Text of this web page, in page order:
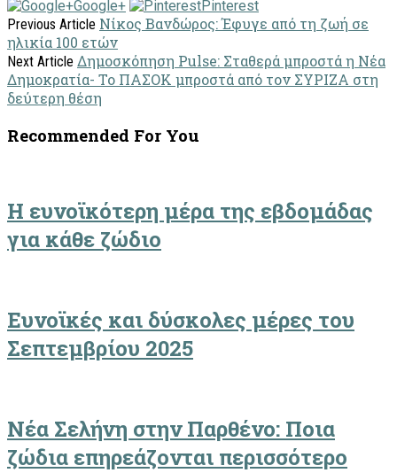
Google+
Pinterest
Previous Article Νίκος Βανδώρος: Έφυγε από τη ζωή σε
ηλικία 100 ετών
Next Article Δημοσκόπηση Pulse: Σταθερά μπροστά η Νέα
Δημοκρατία- Το ΠΑΣΟΚ μπροστά από τον ΣΥΡΙΖΑ στη
δεύτερη θέση
Recommended For You
​Η ευνοϊκότερη μέρα της εβδομάδας
για κάθε ζώδιο
Ευνοϊκές και δύσκολες μέρες του
Σεπτεμβρίου 2025
Νέα Σελήνη στην Παρθένο: Ποια
ζώδια επηρεάζονται περισσότερο